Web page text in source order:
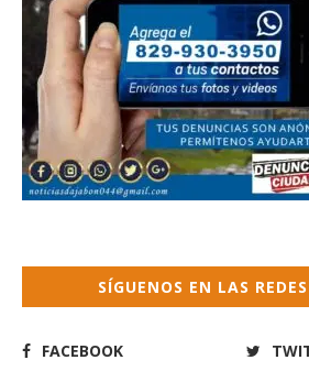
SÍGUENOS EN LAS
FACEBOOK